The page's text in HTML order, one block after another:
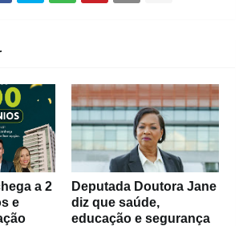
a 2
e
Deputada Doutora Jane
diz que saúde,
educação e segurança